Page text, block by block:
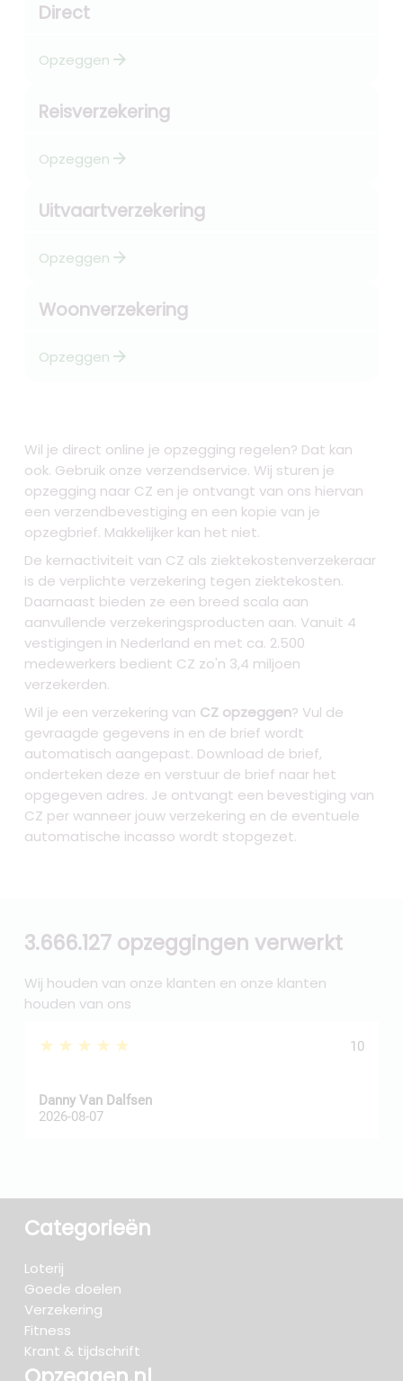
Direct
Opzeggen arrow_forward
Reisverzekering
Opzeggen arrow_forward
Uitvaartverzekering
Opzeggen arrow_forward
Woonverzekering
Opzeggen arrow_forward
Wil je direct online je opzegging regelen? Dat kan
ook. Gebruik onze verzendservice. Wij sturen je
opzegging naar CZ en je ontvangt van ons hiervan
een verzendbevestiging en een kopie van je
opzegbrief. Makkelijker kan het niet.
De kernactiviteit van CZ als ziektekostenverzekeraar
is de verplichte verzekering tegen ziektekosten.
Daarnaast bieden ze een breed scala aan
aanvullende verzekeringsproducten aan. Vanuit 4
vestigingen in Nederland en met ca. 2.500
medewerkers bedient CZ zo'n 3,4 miljoen
verzekerden.
Wil je een verzekering van CZ opzeggen? Vul de
gevraagde gegevens in en de brief wordt
automatisch aangepast. Download de brief,
onderteken deze en verstuur de brief naar het
opgegeven adres. Je ontvangt een bevestiging van
CZ per wanneer jouw verzekering en de eventuele
automatische incasso wordt stopgezet.
3.666.127 opzeggingen verwerkt
Wij houden van onze klanten en onze klanten
houden van ons
★★★★★ 10
Danny Van Dalfsen
2026-08-07
Categorieën
Loterij
Goede doelen
Verzekering
Fitness
Krant & tijdschrift